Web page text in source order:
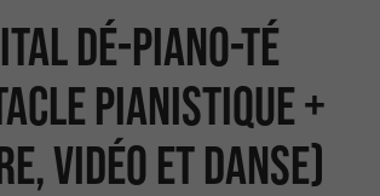
dé-Piano-té
pianistique +
vidéo et danse)